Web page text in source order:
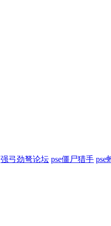
强弓劲弩论坛 pse僵尸猎手 pse